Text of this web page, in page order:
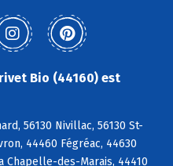
Bio (44160) est
56130 Nivillac, 56130 St-
44460 Fégréac, 44630
Chapelle-des-Marais, 44410